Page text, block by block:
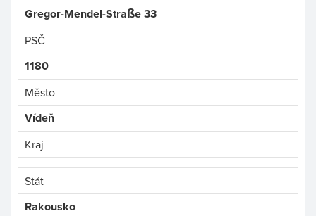
Gregor-Mendel-Straße 33
PSČ
1180
Město
Vídeň
Kraj
Stát
Rakousko